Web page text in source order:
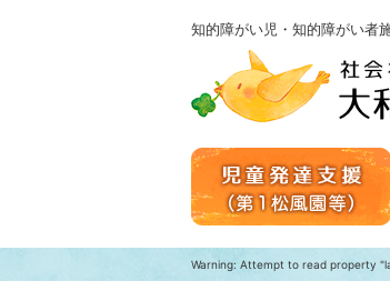
知的障がい児・知的障がい者
Warning: Attempt to read property